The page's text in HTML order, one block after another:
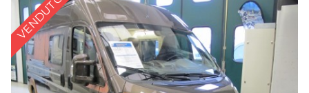
VENDUTO